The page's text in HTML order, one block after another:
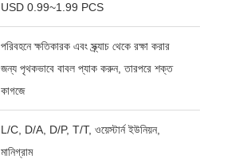
USD 0.99~1.99 PCS
পরিবহনে ক্ষতিকারক এবং স্ক্র্যাচ থেকে রক্ষা করার
জন্য পৃথকভাবে বাবল প্যাক করুন, তারপরে শক্ত
কাগজে
L/C, D/A, D/P, T/T, ওয়েস্টার্ন ইউনিয়ন,
মানিগ্রাম